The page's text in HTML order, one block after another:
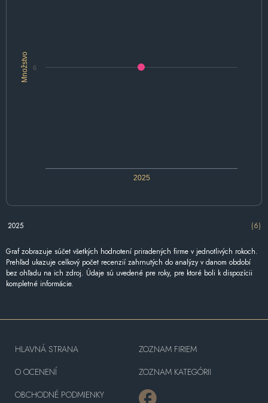
Množstvo
2025
6
2025 (6)
Graf zobrazuje súčet všetkých hodnotení priradených firme v jednotlivých rokoch.
Prehľad ukazuje celkový počet recenzií zahrnutých do analýzy v danom období
bez ohľadu na ich zdroj. Údaje sú uvedené pre roky, pre ktoré boli k dispozícii
kompletné informácie.
HLAVNÁ STRANA
O OCENENÍ
OBCHODNÉ PODMIENKY
ZOZNAM FIRIEM
ZOZNAM KATEGÓRII